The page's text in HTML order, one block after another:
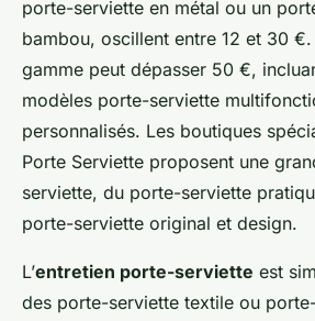
porte-serviette en métal ou un
bambou, oscillent entre 12 et 30
gamme peut dépasser 50 €,
modèles porte-serviette
personnalisés. Les boutiques
Porte Serviette proposent une
serviette, du porte-serviette
porte-serviette original et design.
L’entretien porte-serviette est
des porte-serviette textile ou